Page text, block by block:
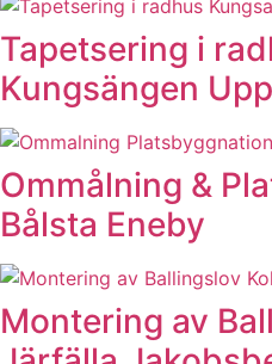
Tapetsering i
Kungsängen
Ommålning &
Bålsta Eneby
Montering av